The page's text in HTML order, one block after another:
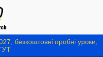
безкоштовні пробні уроки,